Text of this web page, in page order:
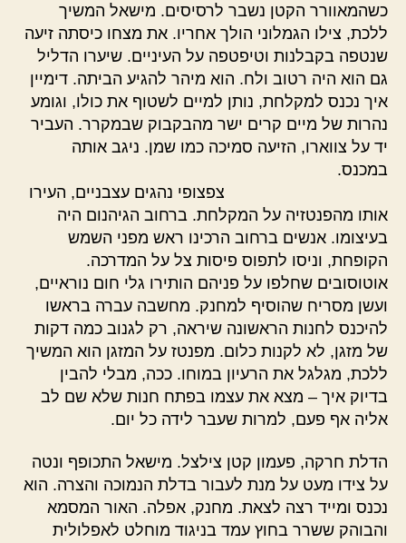
כשהמאוורר הקטן נשבר לרסיסים. מישאל המשיך
ללכת, צילו הגמלוני הולך אחריו. את מצחו כיסתה זיעה
שנטפה בקבלנות וטיפטפה על העיניים. שיערו הדליל
גם הוא היה רטוב ולח. הוא מיהר להגיע הביתה. דימיין
איך נכנס למקלחת, נותן למיים לשטוף את כולו, וגומע
נהרות של מיים קרים ישר מהבקבוק שבמקרר. העביר
יד על צווארו, הזיעה סמיכה כמו שמן. ניגב אותה
במכנס.
צפצופי נהגים עצבניים, העירו
אותו מהפנטזיה על המקלחת. ברחוב הגיהנום היה
בעיצומו. אנשים ברחוב הרכינו ראש מפני השמש
הקופחת, וניסו לתפוס פיסות צל על המדרכה.
אוטוסובים שחלפו על פניהם הותירו גלי חום נוראיים,
ועשן מסריח שהוסיף למחנק. מחשבה עברה בראשו
להיכנס לחנות הראשונה שיראה, רק לגנוב כמה דקות
של מזגן, לא לקנות כלום. מפנטז על המזגן הוא המשיך
ללכת, מגלגל את הרעיון במוחו. ככה, מבלי להבין
בדיוק איך – מצא את עצמו בפתח חנות שלא שם לב
אליה אף פעם, למרות שעבר לידה כל יום.
הדלת חרקה, פעמון קטן צילצל. מישאל התכופף ונטה
על צידו מעט על מנת לעבור בדלת הנמוכה והצרה. הוא
נכנס ומייד רצה לצאת. מחנק, אפלה. האור המסמא
והבוהק ששרר בחוץ עמד בניגוד מוחלט לאפלולית